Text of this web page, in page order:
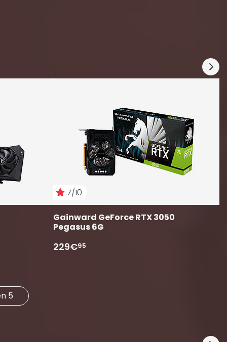
7/10
Gainward GeForce RTX 3050
Pegasus 6G
229€95
5